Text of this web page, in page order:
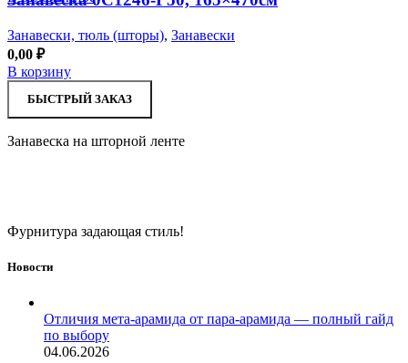
Занавески, тюль (шторы), Занавески
0,00 ₽
В корзину
БЫСТРЫЙ ЗАКАЗ
Занавеска на шторной ленте
Фурнитура задающая стиль!
Новости
Отличия мета-арамида от пара-арамида — полный гайд
по выбору
04.06.2026